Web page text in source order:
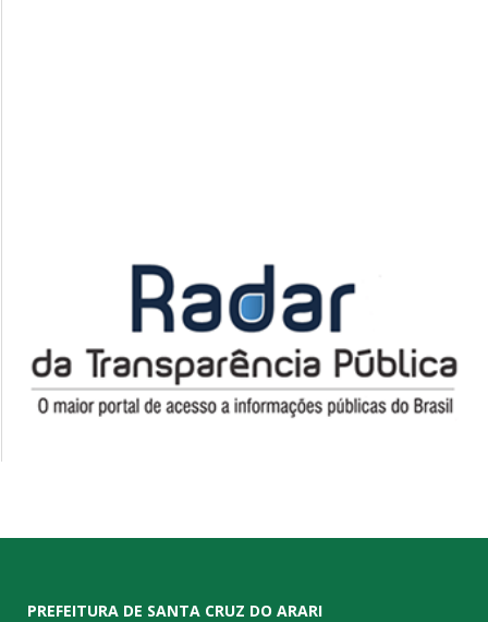
PREFEITURA DE SANTA CRUZ DO ARARI